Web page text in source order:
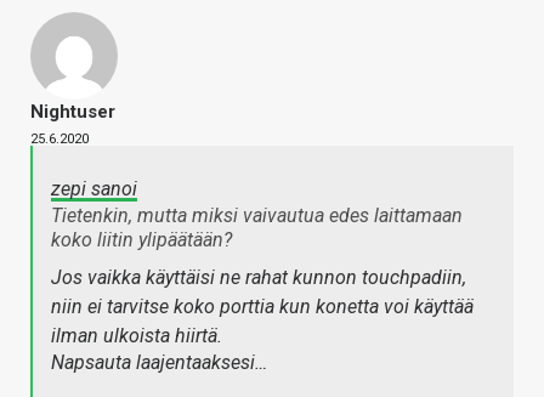
Nightuser
25.6.2020
zepi sanoi
Tietenkin, mutta miksi vaivautua edes laittamaan
koko liitin ylipäätään?
Jos vaikka käyttäisi ne rahat kunnon touchpadiin,
niin ei tarvitse koko porttia kun konetta voi käyttää
ilman ulkoista hiirtä.
Napsauta laajentaaksesi…